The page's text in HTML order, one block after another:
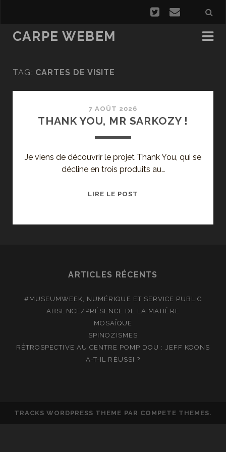
CARPE WEBEM
TAG: CARTES DE VISITE
7 AOÛT 2026
THANK YOU, MR SARKOZY !
Je viens de découvrir le projet Thank You, qui se
décline en trois produits au…
LIRE LE POST
ARTICLES RÉCENTS
#MUSEUMWEEK, NUMÉRIQUE ET SERVICE PUBLIC
ABSENCE/PRÉSENCE DE LA MATIÈRE
MOSAÏQUE
SPINOZISMES
RÉTROSPECTIVE AU CENTRE POMPIDOU : JEFF KOONS
A-T-IL RÉUSSI ?
TRACKS WORDPRESS THEME PAR COMPETE THEMES.